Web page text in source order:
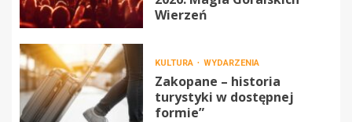
Wierzeń
KULTURA WYDARZENIA
Zakopane – historia
turystyki w dostępnej
formie”